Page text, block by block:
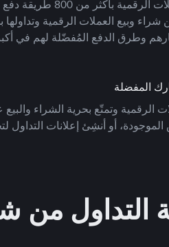
شراء وبيع العملات الرقمية
وطرق الدفع المُفضّلة لهم في
المفضلة
الرقمية وتمتّع بحرية الشراء
أو أنشِئ إعلانات التداول
التداول